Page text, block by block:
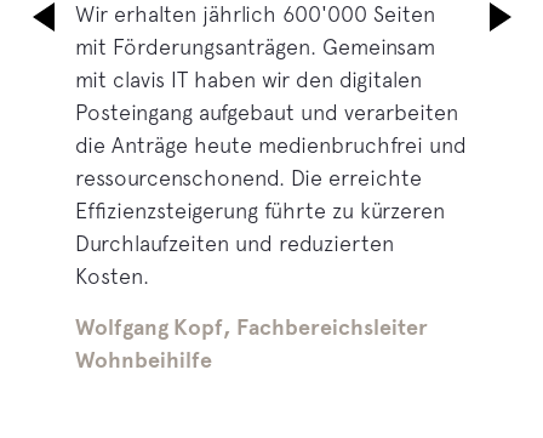
Wir erhalten jährlich 600'000 Seiten
mit Förderungsanträgen. Gemeinsam
mit clavis IT haben wir den digitalen
Posteingang aufgebaut und verarbeiten
die Anträge heute medienbruchfrei und
ressourcenschonend. Die erreichte
Effizienzsteigerung führte zu kürzeren
Durchlaufzeiten und reduzierten
Kosten.
Wolfgang Kopf, Fachbereichsleiter
Wohnbeihilfe